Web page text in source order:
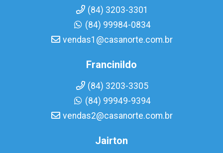
(84) 3203-3301
(84) 99984-0834
vendas1@casanorte.com.br
Francinildo
(84) 3203-3305
(84) 99949-9394
vendas2@casanorte.com.br
Jairton